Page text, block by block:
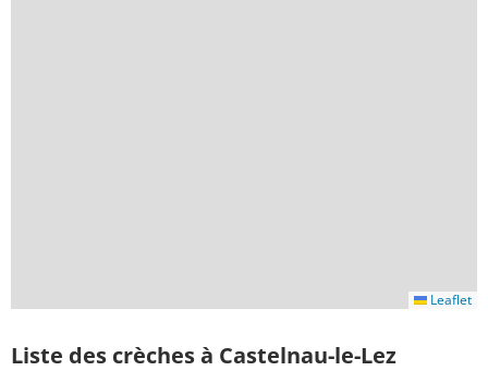
Leaflet
Liste des crèches à Castelnau-le-Lez